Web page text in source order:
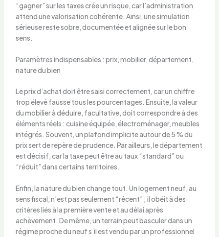
“gagner” sur les taxes crée un risque, car l’administration
attend une valorisation cohérente. Ainsi, une simulation
sérieuse reste sobre, documentée et alignée sur le bon
sens.
Paramètres indispensables : prix, mobilier, département,
nature du bien
Le prix d’achat doit être saisi correctement, car un chiffre
trop élevé fausse tous les pourcentages. Ensuite, la valeur
du mobilier à déduire, facultative, doit correspondre à des
éléments réels : cuisine équipée, électroménager, meubles
intégrés. Souvent, un plafond implicite autour de 5 % du
prix sert de repère de prudence. Par ailleurs, le département
est décisif, car la taxe peut être au taux “standard” ou
“réduit” dans certains territoires.
Enfin, la nature du bien change tout. Un logement neuf, au
sens fiscal, n’est pas seulement “récent” ; il obéit à des
critères liés à la première vente et au délai après
achèvement. De même, un terrain peut basculer dans un
régime proche du neuf s’il est vendu par un professionnel